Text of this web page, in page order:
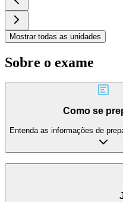
Mostrar todas as unidades
Sobre o exame
Como se
Entenda as informações de